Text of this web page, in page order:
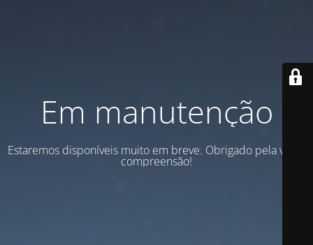
Em manutenção
Estaremos disponíveis muito em breve. Obrigado pela vossa
compreensão!